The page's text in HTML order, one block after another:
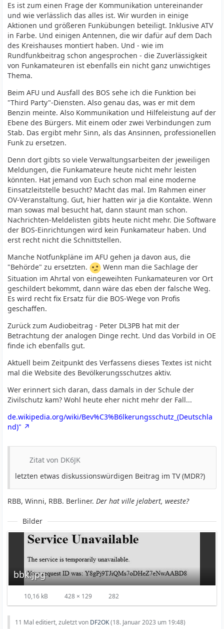
Es ist zum einen Frage der Kommunikation untereinander
und wie verlässlich das alles ist. Wir wurden in einige
Aktionen und größeren Funkübungen beteiligt. Inklusive ATV
in Farbe. Und einigen Antennen, die wir dafür auf dem Dach
des Kreishauses montiert haben. Und - wie im
Rundfunkbeitrag schon angesprochen - die Zuverlässigkeit
von Funkamateuren ist ebenfalls ein nicht ganz unwichtiges
Thema.
Beim AFU und Ausfall des BOS sehe ich die Funktion bei
"Third Party"-Diensten. Also genau das, was er mit dem
Benzin meinte. Also Kommunikation und Hilfeleistung auf der
Ebene des Bürgers. Mit einem oder zwei Verbindungen zum
Stab. Das ergibt mehr Sinn, als das Ansinnen, professionellen
Funk zu ersetzen.
Denn dort gibts so viele Verwaltungsarbeiten der jeweiligen
Meldungen, die Funkamateure heute nicht mehr leisten
könnten. Hat jemand von Euch schon mal eine moderne
Einsatzleitstelle besucht? Macht das mal. Im Rahmen einer
OV-Veranstaltung. Gut, hier hatten wir ja die Kontakte. Wenn
man sowas mal besucht hat, dann staunt man schon.
Nachrichten-Meldelisten gibts heute nicht mehr. Die Software
der BOS-Einrichtungen wird kein Funkamateur haben. Und
erst recht nicht die Schnittstellen.
Manche Notfunkpläne im AFU gehen ja davon aus, die
"Behörde" zu ersetzten.
Wenn man die Sachlage der
Situation im Ahrtal von eingeweihten Funkamateuren vor Ort
geschildert bekommt, dann wäre das eben der falsche Weg.
Es wird recht fix Ersatz für die BOS-Wege von Profis
geschaffen.
Zurück zum Audiobeitrag - Peter DL3PB hat mit der
Betrachtung der analogen Dinge recht. Und das Vorbild in OE
finde ich ebenfalls gut.
Aktuell beim Zeitpunkt des Verfassens dieses Textes ist nicht
mal die Website des Bevölkerungsschutzes aktiv.
Wer erinnert sich daran, dass damals in der Schule der
Zivilschutz kam? Wohl heute eher nicht mehr der Fall...
de.wikipedia.org/wiki/Bev%C3%B6lkerungsschutz_(Deutschla
nd)"
Zitat von DK6JK
letzten etwas diskussionswürdigen Beitrag im TV (MDR?)
RBB, Winni, RBB. Berliner.Der hat ville jelabert, weeste?
Bilder
bbk.jpg
10,16 kB 428 × 129 282
11 Mal editiert, zuletzt von DF2OK(18. Januar 2023 um 19:48)